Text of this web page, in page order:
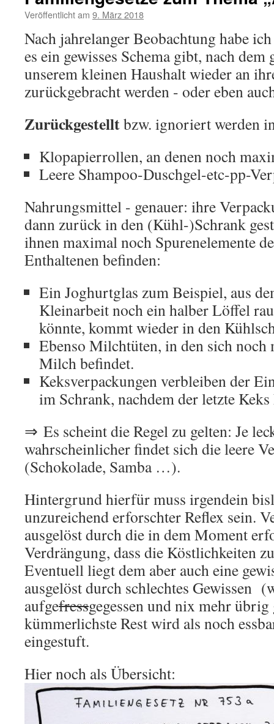
Veröffentlicht am 9. März 2018
Nach jahrelanger Beobachtung habe
es ein gewisses Schema gibt, nach
unserem kleinen Haushalt wieder an
zurückgebracht werden - oder eben
Zurückgestelltbzw. ignoriert werden
Klopapierrollen, an denen noch
Leere Shampoo-Duschgel-etc-pp-
Nahrungsmittel - genauer: ihre
dann zurück in den (Kühl-)Schrank
ihnen maximal noch Spurenelemente
Enthaltenen befinden:
Ein Joghurtglas zum Beispiel, aus
Kleinarbeit noch ein halber Löffel
könnte, kommt wieder in den
Ebenso Milchtüten, in den sich noch
Milch befindet.
Keksverpackungen verbleiben der
im Schrank, nachdem der letzte
⇒ Es scheint die Regel zu gelten: Je
wahrscheinlicher findet sich die leere
(Schokolade, Samba …).
Hintergrund hierfür muss irgendein
unzureichend erforschter Reflex sein.
ausgelöst durch die in dem Moment
Verdrängung, dass die Köstlichkeiten
Eventuell liegt dem aber auch eine
ausgelöst durch schlechtes Gewissen
aufgefressgegessen und nix mehr
kümmerlichste Rest wird als noch
eingestuft.
Hier noch als Übersicht: